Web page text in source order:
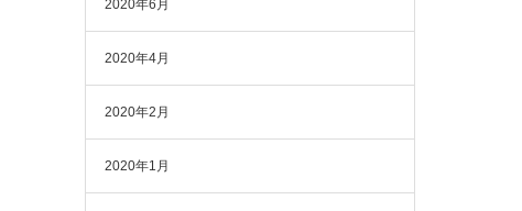
2020年6月
2020年4月
2020年2月
2020年1月